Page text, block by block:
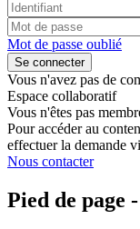
Mot de passe oublié
Vous n'avez pas de
Espace collaboratif
Vous n'êtes pas
Pour accéder au
effectuer la demande
Nous contacter
Pied de page